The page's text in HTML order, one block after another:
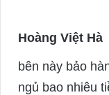
Hoàng Việt Hà
y
bên này bảo
ngủ bao nhiêu